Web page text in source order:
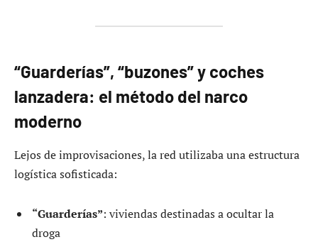
“Guarderías”, “buzones” y coches
lanzadera: el método del narco
moderno
Lejos de improvisaciones, la red utilizaba una estructura
logística sofisticada:
“Guarderías”: viviendas destinadas a ocultar la
droga